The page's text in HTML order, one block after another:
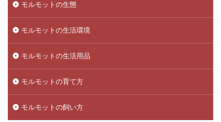
モルモットの生態
モルモットの生活環境
モルモットの生活用品
モルモットの育て方
モルモットの飼い方